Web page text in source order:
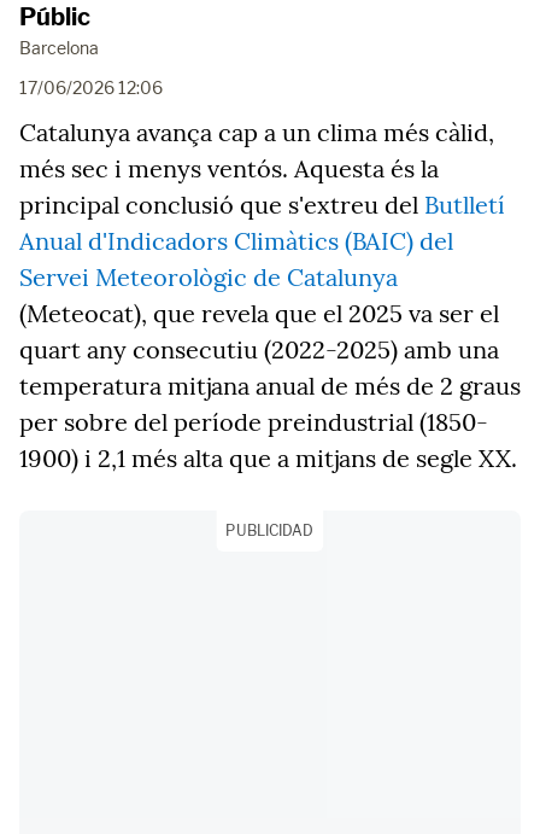
Públic
Barcelona
17/06/2026 12:06
Catalunya avança cap a un clima més càlid,
més sec i menys ventós. Aquesta és la
principal conclusió que s'extreu del Butlletí
Anual d'Indicadors Climàtics (BAIC) del
Servei Meteorològic de Catalunya
(Meteocat), que revela que el 2025 va ser el
quart any consecutiu (2022-2025) amb una
temperatura mitjana anual de més de 2 graus
per sobre del període preindustrial (1850-
1900) i 2,1 més alta que a mitjans de segle XX.
PUBLICIDAD